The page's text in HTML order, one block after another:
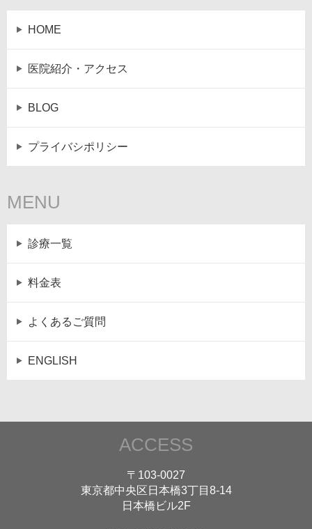
HOME
医院紹介・アクセス
BLOG
プライバシポリシー
MENU
診療一覧
料金表
よくあるご質問
ENGLISH
ACCESS
〒103-0027
東京都中央区日本橋3丁目8-14
日本橋ビル2F